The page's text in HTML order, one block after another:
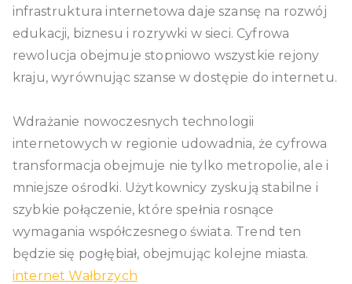
infrastruktura internetowa daje szansę na rozwój
edukacji, biznesu i rozrywki w sieci. Cyfrowa
rewolucja obejmuje stopniowo wszystkie rejony
kraju, wyrównując szanse w dostępie do internetu.
Wdrażanie nowoczesnych technologii
internetowych w regionie udowadnia, że cyfrowa
transformacja obejmuje nie tylko metropolie, ale i
mniejsze ośrodki. Użytkownicy zyskują stabilne i
szybkie połączenie, które spełnia rosnące
wymagania współczesnego świata. Trend ten
będzie się pogłębiał, obejmując kolejne miasta.
internet Wałbrzych